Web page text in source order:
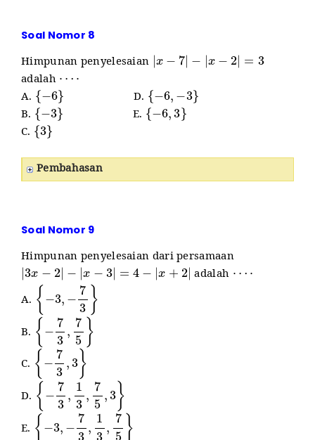
Soal Nomor 8
Himpunan penyelesaian | |− − 3
adalah⋯⋅
A. {−6} D. { 6,−
B. {−3} E. {−6,3}
C. {3}
Pembahasan
Soal Nomor 9
Himpunan penyelesaian dari persamaan
|3x−2|−|x−3|=4−|x+2| adalah ⋯
A. {− ,− }
B. {− 3,7 5}
C. {− 3,3 }
D. {− 3,1 3, 5,3 }
E. {− ,− 1 7 }